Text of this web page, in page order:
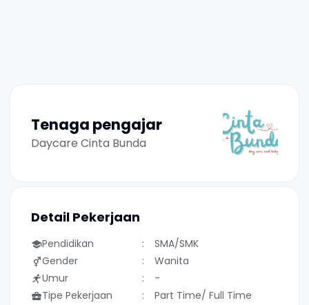
Tenaga pengajar
Daycare Cinta Bunda
Detail Pekerjaan
Pendidikan
SMA/SMK
Gender
Wanita
Umur
-
Tipe Pekerjaan
Part Time/ Full Time